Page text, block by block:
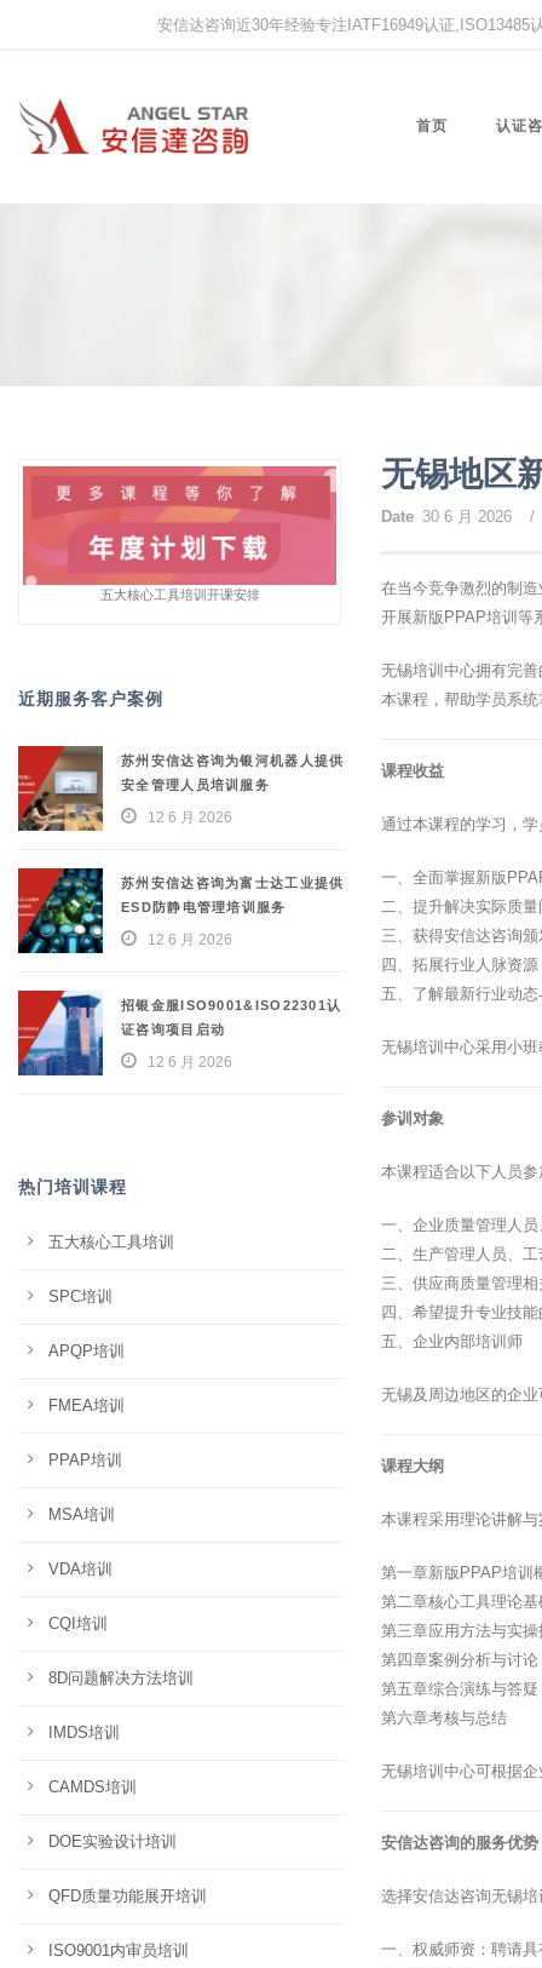
安信达咨询近30年经验专注IATF16949认证
首页 认证
无锡地区
Date 30 6 月 2026 /
在当今竞争激烈的制
开展新版PPAP培训等
无锡培训中心拥有完
本课程，帮助学员系
课程收益
通过本课程的学习，
一、全面掌握新版
二、提升解决实际质
三、获得安信达咨询
四、拓展行业人脉资
五、了解最新行业动
无锡培训中心采用小
参训对象
本课程适合以下人员参
一、企业质量管理人
二、生产管理人员、
三、供应商质量管理
四、希望提升专业技
五、企业内部培训师
无锡及周边地区的企
课程大纲
本课程采用理论讲解
第一章新版PPAP培训
第二章核心工具理论基
第三章应用方法与实操
第四章案例分析与讨论
第五章综合演练与答疑
第六章考核与总结
无锡培训中心可根据
安信达咨询的服务优势
选择安信达咨询无锡
一、权威师资：聘请
五大核心工具培训开课安排
近期服务客户案例
苏州安信达咨询为银河机器人提供
安全管理人员培训服务
12 6 月 2026
苏州安信达咨询为富士达工业提供
ESD防静电管理培训服务
12 6 月 2026
招银金服ISO9001&ISO22301认
证咨询项目启动
12 6 月 2026
热门培训课程
五大核心工具培训
SPC培训
APQP培训
FMEA培训
PPAP培训
MSA培训
VDA培训
CQI培训
8D问题解决方法培训
IMDS培训
CAMDS培训
DOE实验设计培训
QFD质量功能展开培训
ISO9001内审员培训